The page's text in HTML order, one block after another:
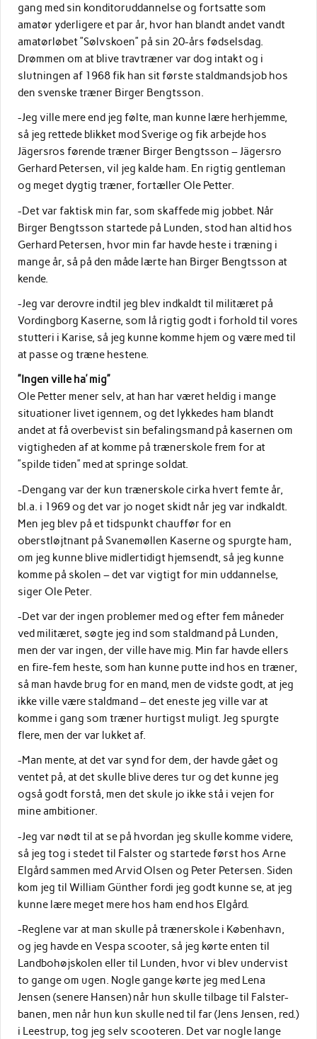
gang med sin konditoruddannelse og fortsatte som
amatør yderligere et par år, hvor han blandt andet vandt
amatørløbet ”Sølvskoen” på sin 20-års fødselsdag.
Drømmen om at blive travtræner var dog intakt og i
slutningen af 1968 fik han sit første staldmandsjob hos
den svenske træner Birger Bengtsson.
-Jeg ville mere end jeg følte, man kunne lære herhjemme,
så jeg rettede blikket mod Sverige og fik arbejde hos
Jägersros førende træner Birger Bengtsson – Jägersro
Gerhard Petersen, vil jeg kalde ham. En rigtig gentleman
og meget dygtig træner, fortæller Ole Petter.
-Det var faktisk min far, som skaffede mig jobbet. Når
Birger Bengtsson startede på Lunden, stod han altid hos
Gerhard Petersen, hvor min far havde heste i træning i
mange år, så på den måde lærte han Birger Bengtsson at
kende.
-Jeg var derovre indtil jeg blev indkaldt til militæret på
Vordingborg Kaserne, som lå rigtig godt i forhold til vores
stutteri i Karise, så jeg kunne komme hjem og være med til
at passe og træne hestene.
”Ingen ville ha’ mig”
Ole Petter mener selv, at han har været heldig i mange
situationer livet igennem, og det lykkedes ham blandt
andet at få overbevist sin befalingsmand på kasernen om
vigtigheden af at komme på trænerskole frem for at
”spilde tiden” med at springe soldat.
-Dengang var der kun trænerskole cirka hvert femte år,
bl.a. i 1969 og det var jo noget skidt når jeg var indkaldt.
Men jeg blev på et tidspunkt chauffør for en
oberstløjtnant på Svanemøllen Kaserne og spurgte ham,
om jeg kunne blive midlertidigt hjemsendt, så jeg kunne
komme på skolen – det var vigtigt for min uddannelse,
siger Ole Peter.
-Det var der ingen problemer med og efter fem måneder
ved militæret, søgte jeg ind som staldmand på Lunden,
men der var ingen, der ville have mig. Min far havde ellers
en fire-fem heste, som han kunne putte ind hos en træner,
så man havde brug for en mand, men de vidste godt, at jeg
ikke ville være staldmand – det eneste jeg ville var at
komme i gang som træner hurtigst muligt. Jeg spurgte
flere, men der var lukket af.
-Man mente, at det var synd for dem, der havde gået og
ventet på, at det skulle blive deres tur og det kunne jeg
også godt forstå, men det skule jo ikke stå i vejen for
mine ambitioner.
-Jeg var nødt til at se på hvordan jeg skulle komme videre,
så jeg tog i stedet til Falster og startede først hos Arne
Elgård sammen med Arvid Olsen og Peter Petersen. Siden
kom jeg til William Günther fordi jeg godt kunne se, at jeg
kunne lære meget mere hos ham end hos Elgård.
-Reglene var at man skulle på trænerskole i København,
og jeg havde en Vespa scooter, så jeg kørte enten til
Landbohøjskolen eller til Lunden, hvor vi blev undervist
to gange om ugen. Nogle gange kørte jeg med Lena
Jensen (senere Hansen) når hun skulle tilbage til Falster-
banen, men når hun kun skulle ned til far (Jens Jensen, red.)
i Leestrup, tog jeg selv scooteren. Det var nogle lange